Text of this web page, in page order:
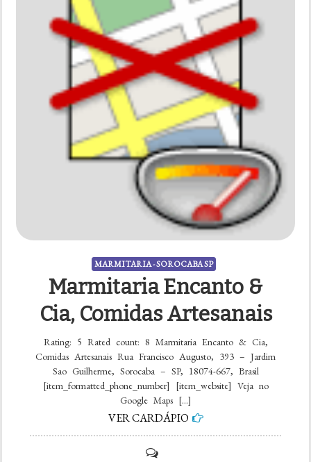
MARMITARIA - SOROCABA SP
Marmitaria Encanto &
Cia, Comidas Artesanais
Rating: 5 Rated count: 8 Marmitaria Encanto & Cia,
Comidas Artesanais Rua Francisco Augusto, 393 – Jardim
Sao Guilherme, Sorocaba – SP, 18074-667, Brasil
[item_formatted_phone_number] [item_website] Veja no
Google Maps […]
VER CARDÁPIO